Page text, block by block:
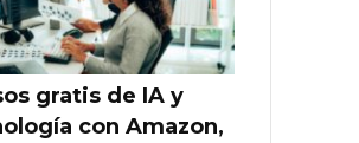
gratis de IA y
con Amazon,